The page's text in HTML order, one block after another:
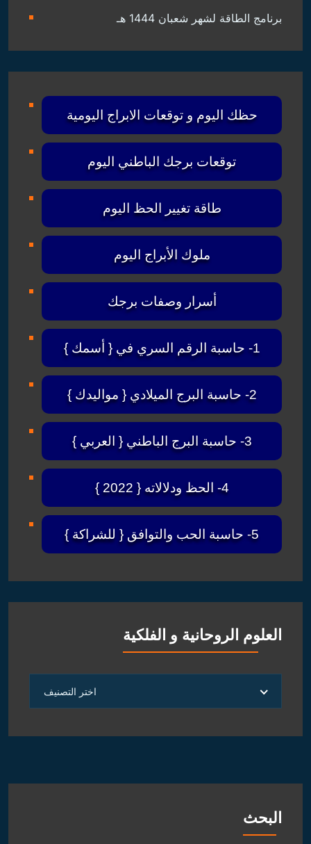
برنامج الطاقة لشهر شعبان 1444 هـ
حظك اليوم و توقعات الابراج اليومية
توقعات برجك الباطني اليوم
طاقة تغيير الحظ اليوم
ملوك الأبراج اليوم
أسرار وصفات برجك
1- حاسبة الرقم السري في { أسمك }
2- حاسبة البرج الميلادي { مواليدك }
3- حاسبة البرج الباطني { العربي }
4- الحظ ودلالاته { 2022 }
5- حاسبة الحب والتوافق { للشراكة }
العلوم الروحانية و الفلكية
الروحانية
الفلكية
اختر التصنيف
البحث